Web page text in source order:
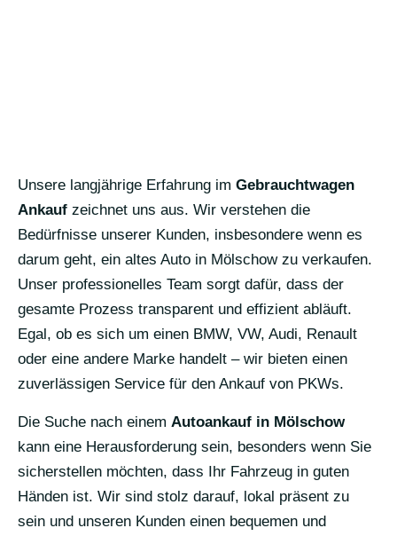
Unsere langjährige Erfahrung im Gebrauchtwagen
Ankauf zeichnet uns aus. Wir verstehen die
Bedürfnisse unserer Kunden, insbesondere wenn es
darum geht, ein altes Auto in Mölschow zu verkaufen.
Unser professionelles Team sorgt dafür, dass der
gesamte Prozess transparent und effizient abläuft.
Egal, ob es sich um einen BMW, VW, Audi, Renault
oder eine andere Marke handelt – wir bieten einen
zuverlässigen Service für den Ankauf von PKWs.
Die Suche nach einem Autoankauf in Mölschow
kann eine Herausforderung sein, besonders wenn Sie
sicherstellen möchten, dass Ihr Fahrzeug in guten
Händen ist. Wir sind stolz darauf, lokal präsent zu
sein und unseren Kunden einen bequemen und